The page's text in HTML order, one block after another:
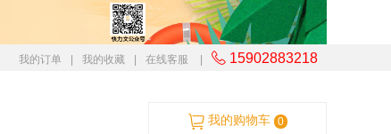
我的订单 我的收藏 在线客服 15902883218
我的购物车 0